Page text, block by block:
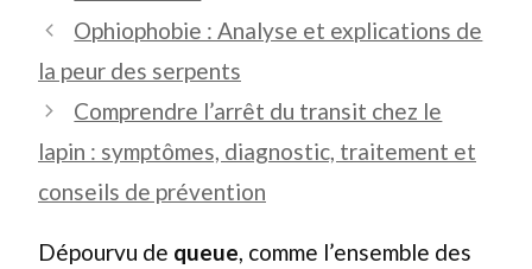
Ophiophobie : Analyse et explications de
la peur des serpents
Comprendre l’arrêt du transit chez le
lapin : symptômes, diagnostic, traitement et
conseils de prévention
Dépourvu de queue, comme l’ensemble des